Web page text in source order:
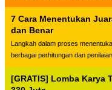
7 Cara Menentukan
dan Benar
Langkah dalam proses
berbagai perhitungan dan
[GRATIS] Lomba Karya